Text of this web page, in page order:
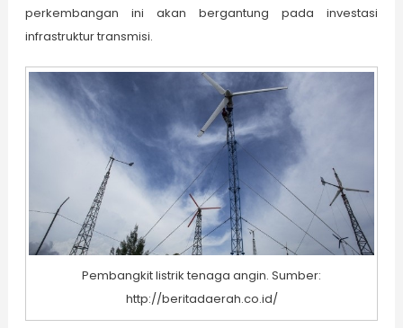
perkembangan ini akan bergantung pada investasi
infrastruktur transmisi.
Pembangkit listrik tenaga angin. Sumber:
http://beritadaerah.co.id/